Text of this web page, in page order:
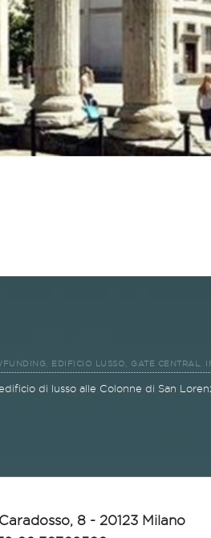
EDIFICIO LUSSO GATE CENTRAL
di lusso alle Colonne di San
8 - 20123 Milano